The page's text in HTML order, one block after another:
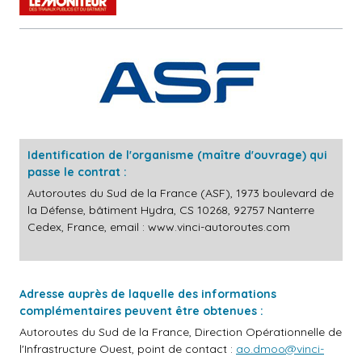
Identification de l'organisme (maître d'ouvrage) qui
passe le contrat :
Autoroutes du Sud de la France (ASF), 1973 boulevard de
la Défense, bâtiment Hydra, CS 10268, 92757 Nanterre
Cedex, France, email : www.vinci-autoroutes.com
Adresse auprès de laquelle des informations
complémentaires peuvent être obtenues :
Autoroutes du Sud de la France, Direction Opérationnelle de
l'Infrastructure Ouest, point de contact : ao.dmoo@vinci-